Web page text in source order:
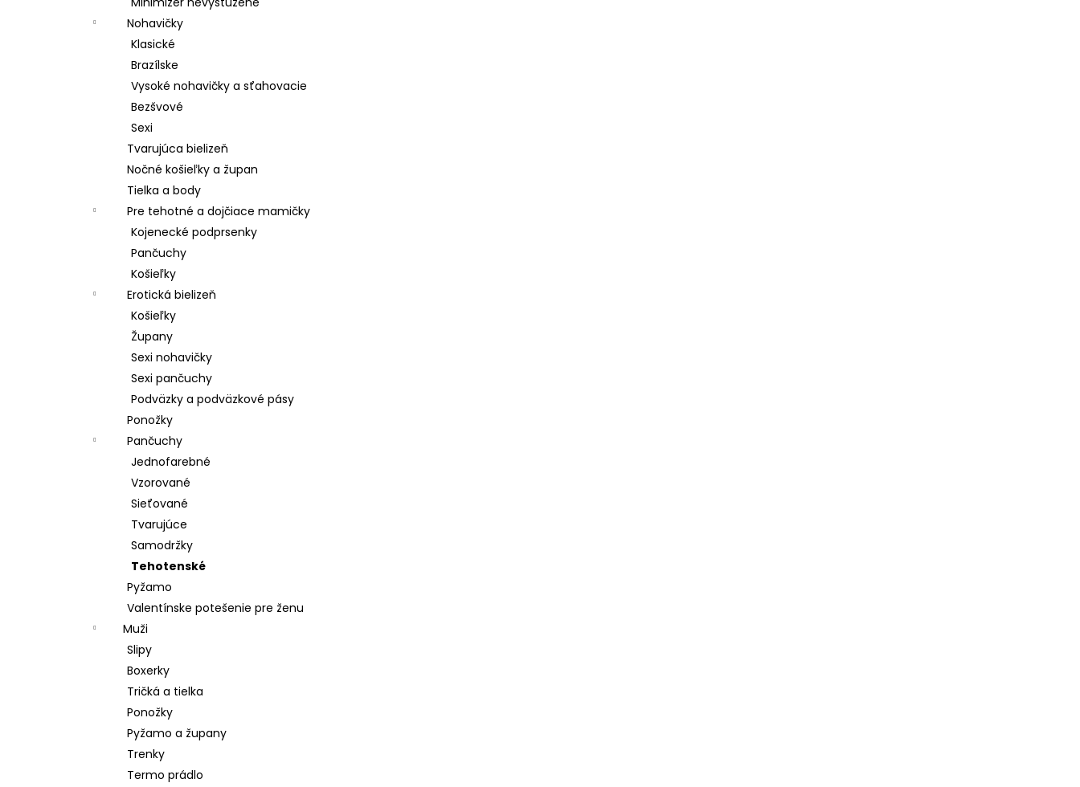
Nohavičky
Klasické
Brazílske
Vysoké nohavičky a sťahovacie
Bezšvové
Sexi
Tvarujúca bielizeň
Nočné košieľky a župan
Tielka a body
Pre tehotné a dojčiace mamičky
Kojenecké podprsenky
Pančuchy
Košieľky
Erotická bielizeň
Košieľky
Župany
Sexi nohavičky
Sexi pančuchy
Podväzky a podväzkové pásy
Ponožky
Pančuchy
Jednofarebné
Vzorované
Sieťované
Tvarujúce
Samodržky
Tehotenské
Pyžamo
Valentínske potešenie pre ženu
Muži
Slipy
Boxerky
Tričká a tielka
Ponožky
Pyžamo a župany
Trenky
Termo prádlo